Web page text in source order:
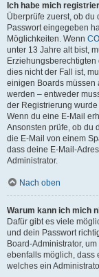
Ich habe mich
Überprüfe zuerst, ob
Passwort eingegeben
Möglichkeiten. Wenn
unter 13 Jahre alt bist,
dies nicht der Fall ist,
einigen Boards müssen
werden – entweder
der Registrierung
Wenn du eine E-Mail
Ansonsten prüfe, ob du
die E-Mail von einem
dass deine E-Mail-
Administrator.
Nach oben
Warum kann ich mich
Dafür gibt es viele
und dein Passwort
Board-Administrator,
ebenfalls möglich, dass
welches ein